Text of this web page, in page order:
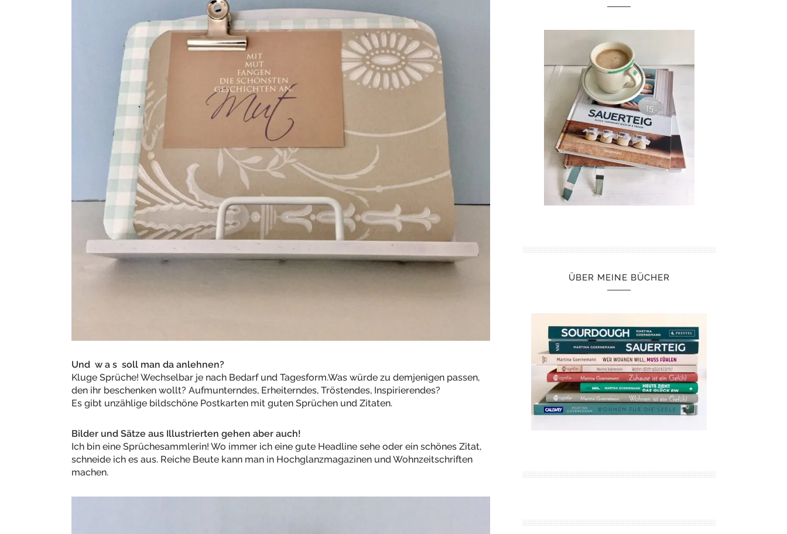
Und w a s soll man da anlehnen?
Kluge Sprüche! Wechselbar je nach Bedarf und Tagesform.Was würde zu demjenigen passen,
den ihr beschenken wollt? Aufmunterndes, Erheiterndes, Tröstendes, Inspirierendes?
Es gibt unzählige bildschöne Postkarten mit guten Sprüchen und Zitaten.
Bilder und Sätze aus Illustrierten gehen aber auch!
Ich bin eine Sprüchesammlerin! Wo immer ich eine gute Headline sehe oder ein schönes Zitat,
schneide ich es aus. Reiche Beute kann man in Hochglanzmagazinen und Wohnzeitschriften
machen.
ÜBER MEINE BÜCHER